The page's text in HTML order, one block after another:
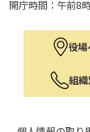
開庁時間：午前8
役
組